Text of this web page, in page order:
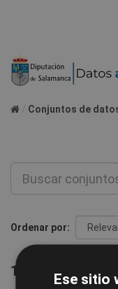
Conjuntos de
Ordenar por
1 conjunto de
Ese sitio